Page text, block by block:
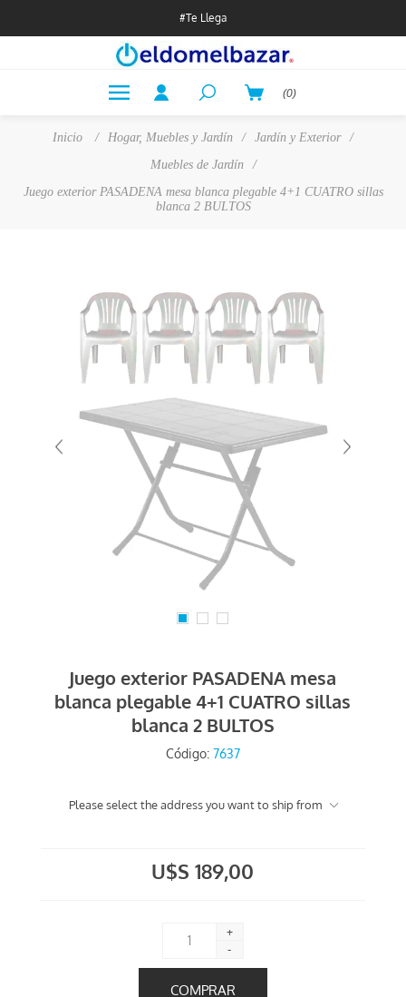
#Te Llega
(0)
Inicio / Hogar, Muebles y Jardín / Jardín y Exterior
/
Muebles de Jardín
/
Juego exterior PASADENA mesa blanca plegable 4+1 CUATRO sillas
blanca 2 BULTOS
Juego exterior PASADENA mesa
blanca plegable 4+1 CUATRO sillas
blanca 2 BULTOS
Código: 7637
Please select the address you want to ship from
U$S 189,00
+
-